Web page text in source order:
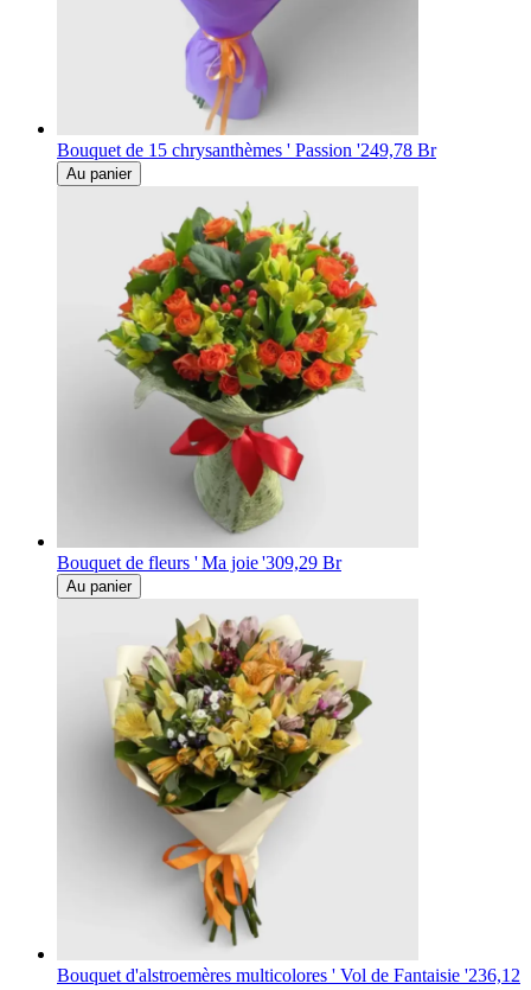
Bouquet de 15 chrysanthèmes ' Passion '249,78 Br
Au panier
Bouquet de fleurs ' Ma joie '309,29 Br
Au panier
Bouquet d'alstroemères multicolores ' Vol de Fantaisie '236,12